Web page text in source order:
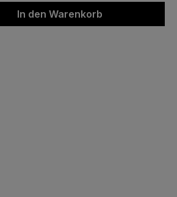
gewünschten Wert
In den Warenkorb